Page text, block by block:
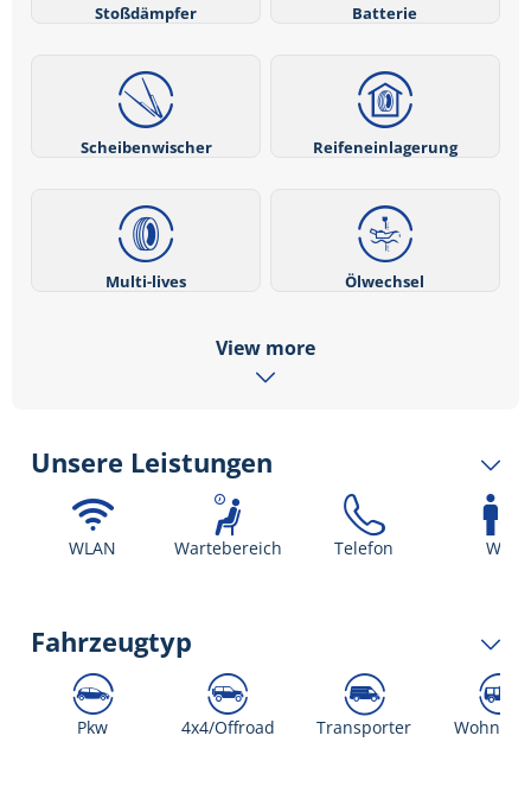
Stoßdämpfer Batterie
Scheibenwischer Reifeneinlagerung
Multi-lives Ölwechsel
View more
Unsere Leistungen
WLAN Wartebereich Telefon WC
Fahrzeugtyp
Pkw 4x4/Offroad Transporter